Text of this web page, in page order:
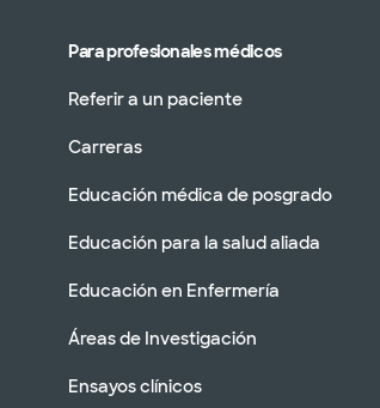
Para profesionales médicos
Referir a un paciente
Carreras
Educación médica de posgrado
Educación para la salud aliada
Educación en Enfermería
Áreas de Investigación
Ensayos clínicos